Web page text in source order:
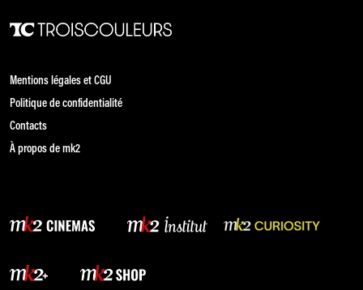
Mentions légales et CGU
Politique de confidentialité
Contacts
À propos de mk2